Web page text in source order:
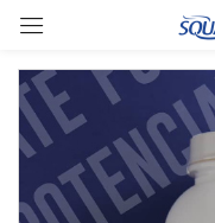
Remember me